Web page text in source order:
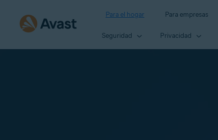
Para el hogar Para empresas
Seguridad Privacidad